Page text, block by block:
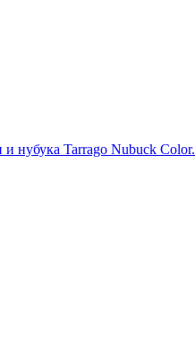
нубука Tarrago Nubuck Color.